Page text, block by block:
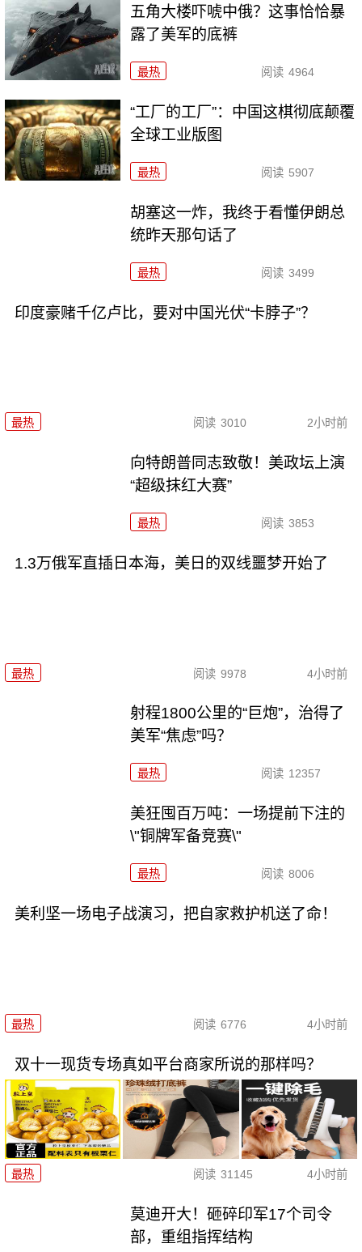
五角大楼吓唬中俄？这事恰恰暴
露了美军的底裤
最热 阅读 4964
“工厂的工厂”：中国这棋彻底颠覆
全球工业版图
最热 阅读 5907
胡塞这一炸，我终于看懂伊朗总
统昨天那句话了
最热 阅读 3499
印度豪赌千亿卢比，要对中国光伏“卡脖子”？
最热 阅读 3010 2小时前
向特朗普同志致敬！美政坛上演
“超级抹红大赛”
最热 阅读 3853
1.3万俄军直插日本海，美日的双线噩梦开始了
最热 阅读 9978 4小时前
射程1800公里的“巨炮”，治得了
美军“焦虑”吗？
最热 阅读 12357
美狂囤百万吨：一场提前下注的
\"铜牌军备竞赛\"
最热 阅读 8006
美利坚一场电子战演习，把自家救护机送了命！
最热 阅读 6776 4小时前
双十一现货专场真如平台商家所说的那样吗？
最热 阅读 31145 4小时前
莫迪开大！砸碎印军17个司令
部，重组指挥结构